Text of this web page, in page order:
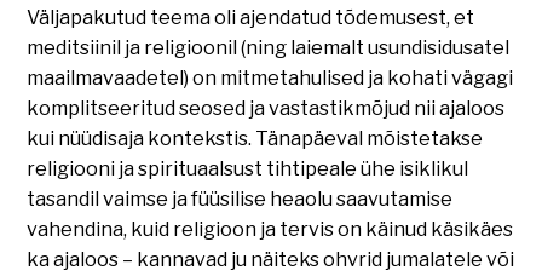
Väljapakutud teema oli ajendatud tõdemusest, et
meditsiinil ja religioonil (ning laiemalt usundisidusatel
maailmavaadetel) on mitmetahulised ja kohati vägagi
komplitseeritud seosed ja vastastikmõjud nii ajaloos
kui nüüdisaja kontekstis. Tänapäeval mõistetakse
religiooni ja spirituaalsust tihtipeale ühe isiklikul
tasandil vaimse ja füüsilise heaolu saavutamise
vahendina, kuid religioon ja tervis on käinud käsikäes
ka ajaloos – kannavad ju näiteks ohvrid jumalatele või